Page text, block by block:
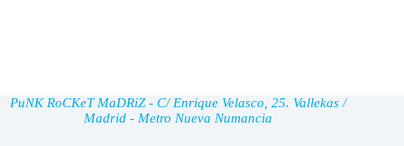
PuNK RoCKeT MaDRiZ - C/ Enrique Velasco, 25. Vallekas /
Madrid - Metro Nueva Numancia